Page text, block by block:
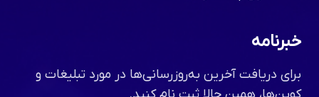
خبرنامه
برای دریافت آخرین به‌روزرسانی‌ها در مورد تبلیغات و